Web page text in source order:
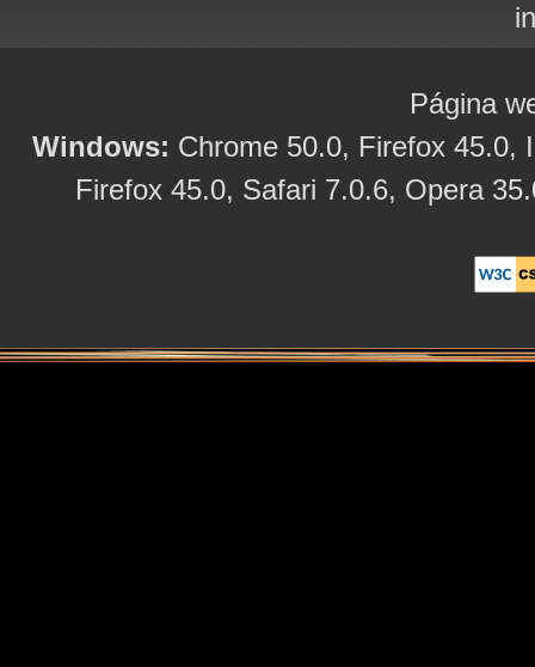
Página
Windows: Chrome 50.0, Firefox 45.0,
Firefox 45.0, Safari 7.0.6, Opera